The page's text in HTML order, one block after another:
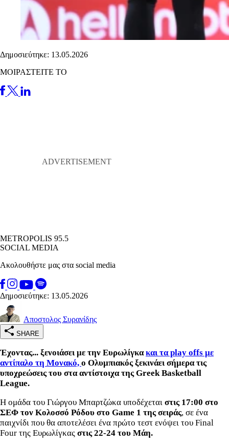
Δημοσιεύτηκε: 13.05.2026
ΜΟΙΡΑΣΤΕΙΤΕ ΤΟ
METROPOLIS 95.5
SOCIAL MEDIA
Ακολουθήστε μας στα social media
Δημοσιεύτηκε: 13.05.2026
Αποστολος Συρανίδης
SHARE
Έχοντας... ξενοιάσει με την Ευρωλίγκακαι τα play offs με
αντίπαλο τη Μονακό, ο Ολυμπιακός ξεκινάει σήμερα τις
υποχρεώσεις του στα αντίστοιχα της Greek Basketball
League.
Η ομάδα του Γιώργου Μπαρτζώκα υποδέχεται στις 17:00 στο
ΣΕΦ τον Κολοσσό Ρόδου στο Game 1 της σειράς, σε ένα
παιχνίδι που θα αποτελέσει ένα πρώτο τεστ ενόψει του Final
Four της Ευρωλίγκας στις 22-24 του Μάη.